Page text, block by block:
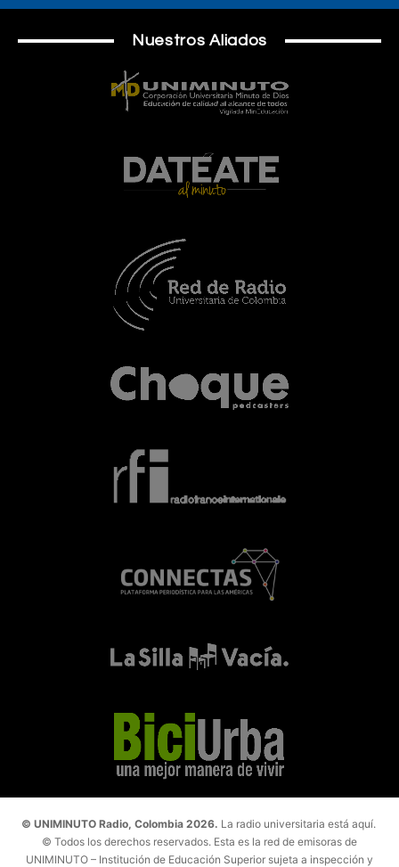
Nuestros Aliados
© UNIMINUTO Radio, Colombia 2026. La radio universitaria está aquí.
© Todos los derechos reservados. Esta es la red de emisoras de
UNIMINUTO – Institución de Educación Superior sujeta a inspección y